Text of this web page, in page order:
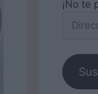
¡No te
de